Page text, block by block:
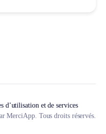
d’utilisation et de services
MerciApp. Tous droits réservés.